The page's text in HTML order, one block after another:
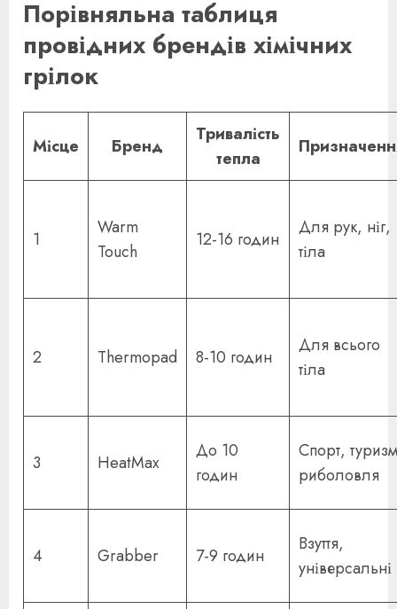
Порівняльна таблиця
провідних брендів хімічних
грілок
Місце Бренд
Тривалість
тепла
1
Warm
Touch
12-16 годин
Для рук, ніг,
тіла
2 Thermopad 8-10 годин
Для всього
тіла
3 HeatMax
До 10
годин
Спорт,
риболовля
4 Grabber 7-9 годин
Взуття,
універсальні